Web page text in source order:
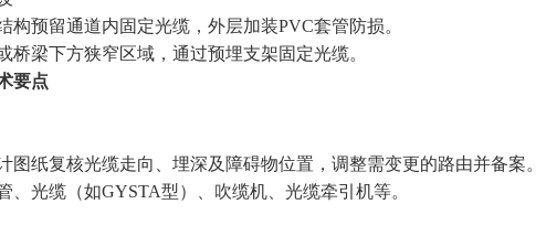
构预留通道内固定光缆，外层加装PVC套管防损‌。
桥梁下方狭窄区域，通过预埋支架固定光缆‌。
要点‌
图纸复核光缆走向、埋深及障碍物位置，调整需变更的路由并备案‌。
、光缆（如GYSTA型）、吹缆机、光缆牵引机等‌。